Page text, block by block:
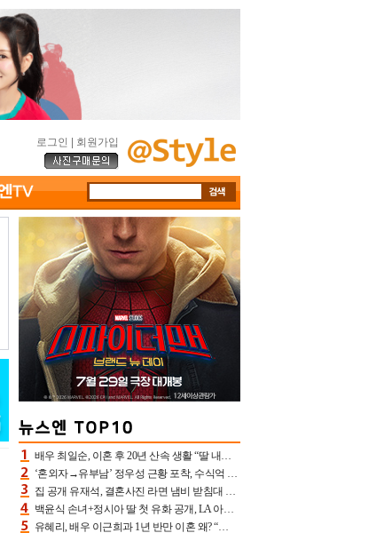
로그인 회원가입
배우 최일순, 이혼 후 20년 산속 생활 “딸 내가 버렸다고 원망‥맘 아파”(특종)[어제TV]
‘혼외자→유부남’ 정우성 근황 포착, 수식억 해킹 피해 후배 만났다 “존경하는”
집 공개 유재석, 결혼사진 라면 냄비 받침대 되고 분노‥가족사진도 피해(놀뭐)[어제TV]
백윤식 손녀+정시아 딸 첫 유화 공개, LA 아트쇼→서울국제조각페스타 작가다운 수준급 실력
유혜리, 배우 이근희과 1년 반만 이혼 왜? “식칼 꽂고 의자 던져” 충격 폭로(특종)[어제TV]